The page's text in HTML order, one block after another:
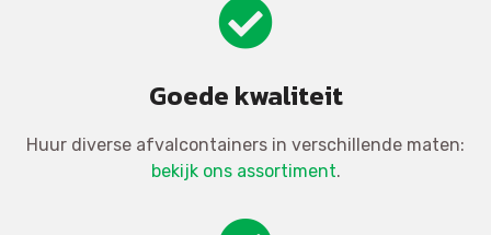
Goede kwaliteit
Huur diverse afvalcontainers in verschillende maten:
bekijk ons assortiment.